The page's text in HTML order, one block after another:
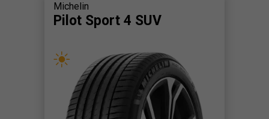
Michelin
Pilot Sport 4 SUV